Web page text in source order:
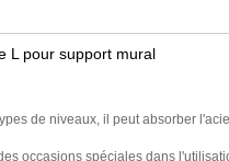
L pour support mural
de niveaux, il peut absorber
occasions spéciales dans